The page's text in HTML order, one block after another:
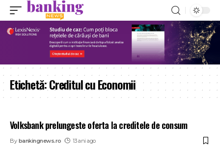
Etichetă:Creditul cu Economii
Volksbank prelungeste oferta la creditele de consum
By bankingnews.ro 13 ani ago